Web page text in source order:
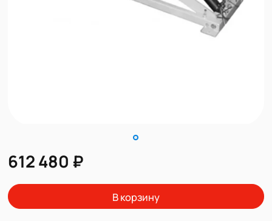
612 480 ₽
В корзину